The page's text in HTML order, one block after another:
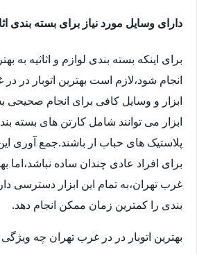
دارای وسایل مورد نیاز برای بسته بندی
برای اینکه بسته بندی لوازم و اثاثیه به
انجام شود،لازم است بهترین اتوبار در
ابزار و وسایل کافی برای انجام صحیحی
ابزار می توانند شامل کارتن های بسته
پلاستیک های حباب ار باشند.جمع آوری
برای افراد عادی چندان ساده نباشد،اما
غرب تهران،به تمام این ابزار دسترسی
بندی را کمترین زمان ممکن انجام دهد.
بهترین اتوبار در در غرب تهران چه